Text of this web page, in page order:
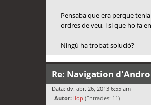
Pensaba que era perque
ordres de veu, i si que ho fa
Ningú ha trobat solució?
Re: Navigation
Data: dv. abr. 26, 2013 6:55 am
Autor: llop (Entrades: 11)